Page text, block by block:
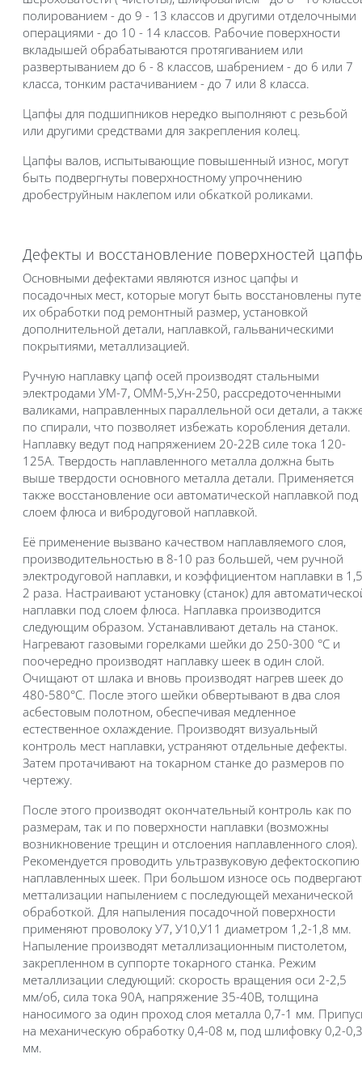
полированием - до 9 - 13 классов и другими отделочными
операциями - до 10 - 14 классов. Рабочие поверхности
вкладышей обрабатываются протягиванием или
развертыванием до 6 - 8 классов, шабрением - до 6 или 7
класса, тонким растачиванием - до 7 или 8 класса.
Цапфы для подшипников нередко выполняют с резьбой
или другими средствами для закрепления колец.
Цапфы валов, испытывающие повышенный износ, могут
быть подвергнуты поверхностному упрочнению
дробеструйным наклепом или обкаткой роликами.
Дефекты и восстановление поверхностей
Основными дефектами являются износ цапфы и
посадочных мест, которые могут быть восстановлены
их обработки под ремонтный размер, установкой
дополнительной детали, наплавкой, гальваническими
покрытиями, металлизацией.
Ручную наплавку цапф осей производят стальными
электродами УМ-7, ОММ-5,Ун-250, рассредоточенными
валиками, направленных параллельной оси детали, а
по спирали, что позволяет избежать коробления детали.
Наплавку ведут под напряжением 20-22В силе тока 120-
125А. Твердость наплавленного металла должна быть
выше твердости основного металла детали. Применяется
также восстановление оси автоматической наплавкой под
слоем флюса и вибродуговой наплавкой.
Её применение вызвано качеством наплавляемого слоя,
производительностью в 8-10 раз большей, чем ручной
электродуговой наплавки, и коэффициентом наплавки в
2 раза. Настраивают установку (станок) для
наплавки под слоем флюса. Наплавка производится
следующим образом. Устанавливают деталь на станок.
Нагревают газовыми горелками шейки до 250-300 °С и
поочередно производят наплавку шеек в один слой.
Очищают от шлака и вновь производят нагрев шеек до
480-580°С. После этого шейки обвертывают в два слоя
асбестовым полотном, обеспечивая медленное
естественное охлаж­дение. Производят визуальный
контроль мест наплавки, устраняют отдельные дефекты.
Затем протачивают на токарном станке до размеров по
чертежу.
После этого производят окончательный контроль как по
размерам, так и по поверхности наплавки (возможны
возникновение трещин и отслоения на­плавленного слоя).
Рекомендуется проводить ультразвуковую дефектоскопию
наплавленных шеек. При большом износе ось подвергают
меттализации напылением с последующей механической
обработкой. Для напыления посадочной поверхности
применяют проволоку У7, У10,У11 диаметром 1,2-1,8 мм.
Напыление производят металлизационным пистолетом,
закрепленном в суппорте токарного станка. Режим
металлизации следующий: скорость вращения оси 2-2,5
мм/об, сила тока 90А, напряжение 35-40В, толщина
наносимого за один проход слоя металла 0,7-1 мм.
на механическую обработку 0,4-08 м, под шлифовку 0,2-0,3
мм.